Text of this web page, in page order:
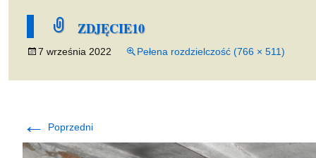
ZDJĘCIE10
7 września 2022 Pełena rozdzielczość (766 × 511)
← Poprzedni